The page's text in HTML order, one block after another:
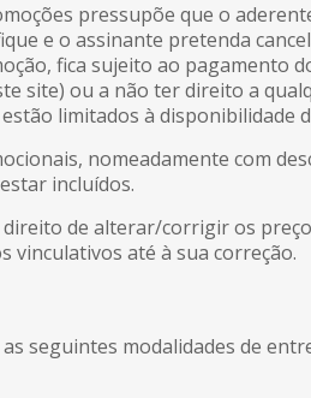
pressupõe que o
e o assinante pretenda
fica sujeito ao pagamento
site) ou a não ter direito a
limitados à disponibilidade
nomeadamente com
incluídos.
de alterar/corrigir os
vinculativos até à sua correção.
seguintes modalidades de